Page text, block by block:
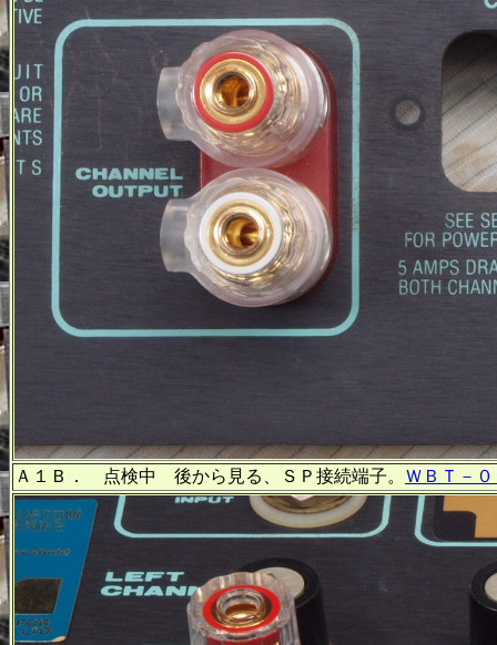
Ａ１Ｂ． 点検中 後から見る、ＳＰ接続端子。 ＷＢＴ－